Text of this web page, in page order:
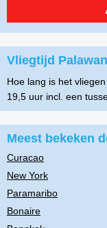
Vliegtijd
Hoe lang is het
19,5 uur incl. een
Meest bekeken
Curacao
New York
Paramaribo
Bonaire